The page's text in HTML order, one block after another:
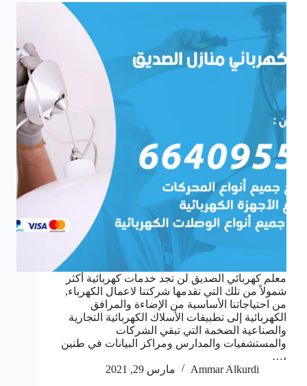
معلم كهربائي الصديق لن تجد خدمات كهربائية أكثر
شمولاً من تلك التي تقدمها شركتنا لاعمال الكهرباء,
من احتياجاتنا الأساسية من الإضاءة والمرافق
الكهربائية إلى تطبيقات الأسلاك الكهربائية التجارية
والصناعية الضخمة التي تبقي الشركات
والمستشفيات والمدارس ومراكز البيانات في طنين
،…
Ammar Alkurdi
مارس 29, 2021